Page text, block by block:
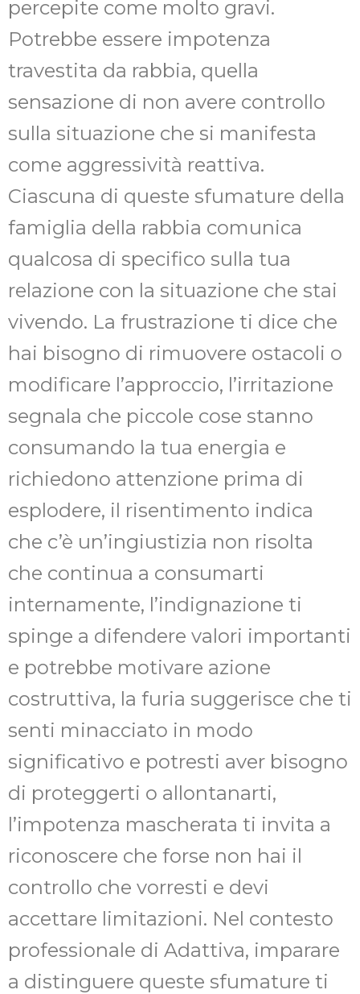
percepite come molto gravi.
Potrebbe essere impotenza
travestita da rabbia, quella
sensazione di non avere controllo
sulla situazione che si manifesta
come aggressività reattiva.
Ciascuna di queste sfumature della
famiglia della rabbia comunica
qualcosa di specifico sulla tua
relazione con la situazione che stai
vivendo. La frustrazione ti dice che
hai bisogno di rimuovere ostacoli o
modificare l’approccio, l’irritazione
segnala che piccole cose stanno
consumando la tua energia e
richiedono attenzione prima di
esplodere, il risentimento indica
che c’è un’ingiustizia non risolta
che continua a consumarti
internamente, l’indignazione ti
spinge a difendere valori importanti
e potrebbe motivare azione
costruttiva, la furia suggerisce che ti
senti minacciato in modo
significativo e potresti aver bisogno
di proteggerti o allontanarti,
l’impotenza mascherata ti invita a
riconoscere che forse non hai il
controllo che vorresti e devi
accettare limitazioni. Nel contesto
professionale di Adattiva, imparare
a distinguere queste sfumature ti